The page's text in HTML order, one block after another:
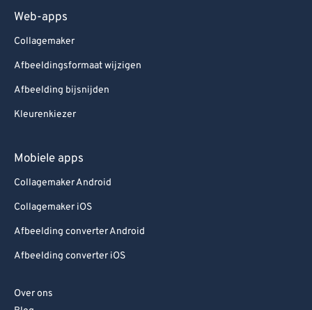
Web-apps
Collagemaker
Afbeeldingsformaat wijzigen
Afbeelding bijsnijden
Kleurenkiezer
Mobiele apps
Collagemaker Android
Collagemaker iOS
Afbeelding converter Android
Afbeelding converter iOS
Over ons